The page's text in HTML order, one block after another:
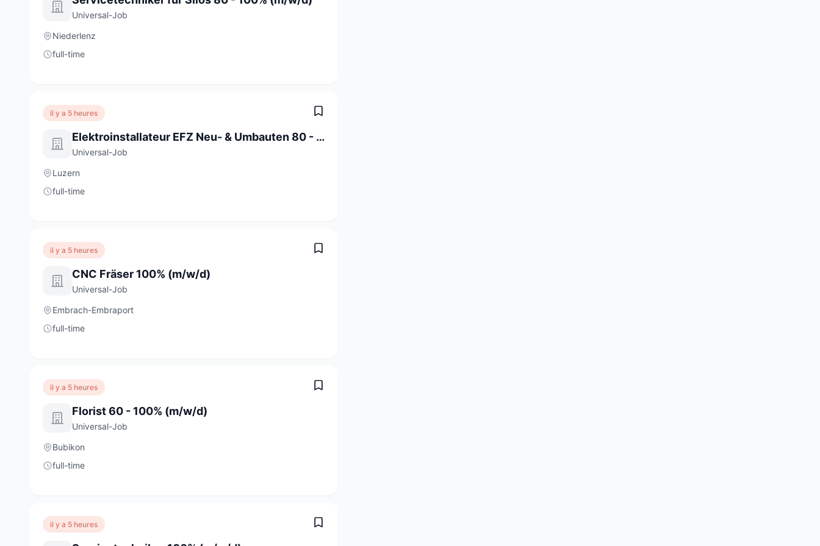
Universal-Job
Niederlenz
full-time
il y a 5 heures
Elektroinstallateur EFZ Neu- & Umbauten 80 - 100% (m/w/d)
Universal-Job
Luzern
full-time
il y a 5 heures
CNC Fräser 100% (m/w/d)
Universal-Job
Embrach-Embraport
full-time
il y a 5 heures
Florist 60 - 100% (m/w/d)
Universal-Job
Bubikon
full-time
il y a 5 heures